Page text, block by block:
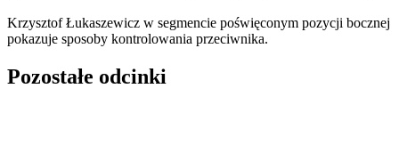
Krzysztof Łukaszewicz w segmencie poświęconym pozycji bocznej
pokazuje sposoby kontrolowania przeciwnika.
Pozostałe odcinki